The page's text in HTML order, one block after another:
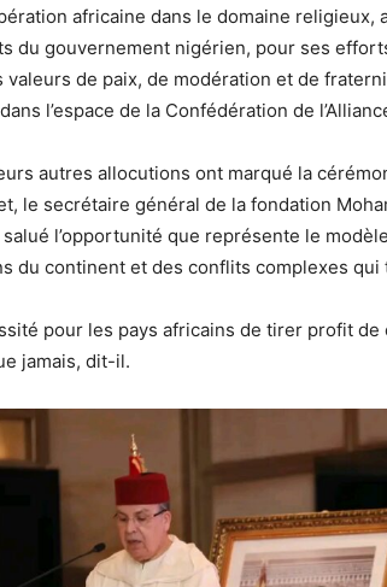
africaine dans le domaine religieux,
du gouvernement nigérien, pour ses
valeurs de paix, de modération et de
l’espace de la Confédération de
autres allocutions ont marqué la
le secrétaire général de la fondation
salué l’opportunité que représente le
du continent et des conflits complexes qui
pour les pays africains de tirer profit de
jamais, dit-il.